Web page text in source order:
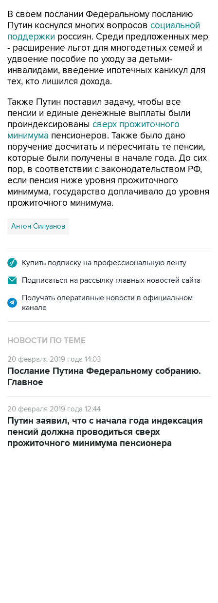
В своем послании Федеральному посланию
Путин коснулся многих вопросов социальной
поддержки россиян. Среди предложенных мер
- расширение льгот для многодетных семей и
удвоение пособие по уходу за детьми-
инвалидами, введение ипотечных каникул для
тех, кто лишился дохода.
Также Путин поставил задачу, чтобы все
пенсии и единые денежные выплаты были
проиндексированы сверх прожиточного
минимума пенсионеров. Также было дано
поручение досчитать и пересчитать те пенсии,
которые были получены в начале года. До сих
пор, в соответствии с законодательством РФ,
если пенсия ниже уровня прожиточного
минимума, государство доплачивало до уровня
прожиточного минимума.
Антон Силуанов
Купить подписку на профессиональную ленту
Подписаться на рассылку главных новостей сайта
Получать оперативные новости в официальном
канале
НОВОСТИ ПО ТЕМЕ
20 февраля 2019 года 14:03
Послание Путина Федеральному собранию.
Главное
20 февраля 2019 года 12:44
Путин заявил, что с начала года индексация
пенсий должна проводиться сверх
прожиточного минимума пенсионера